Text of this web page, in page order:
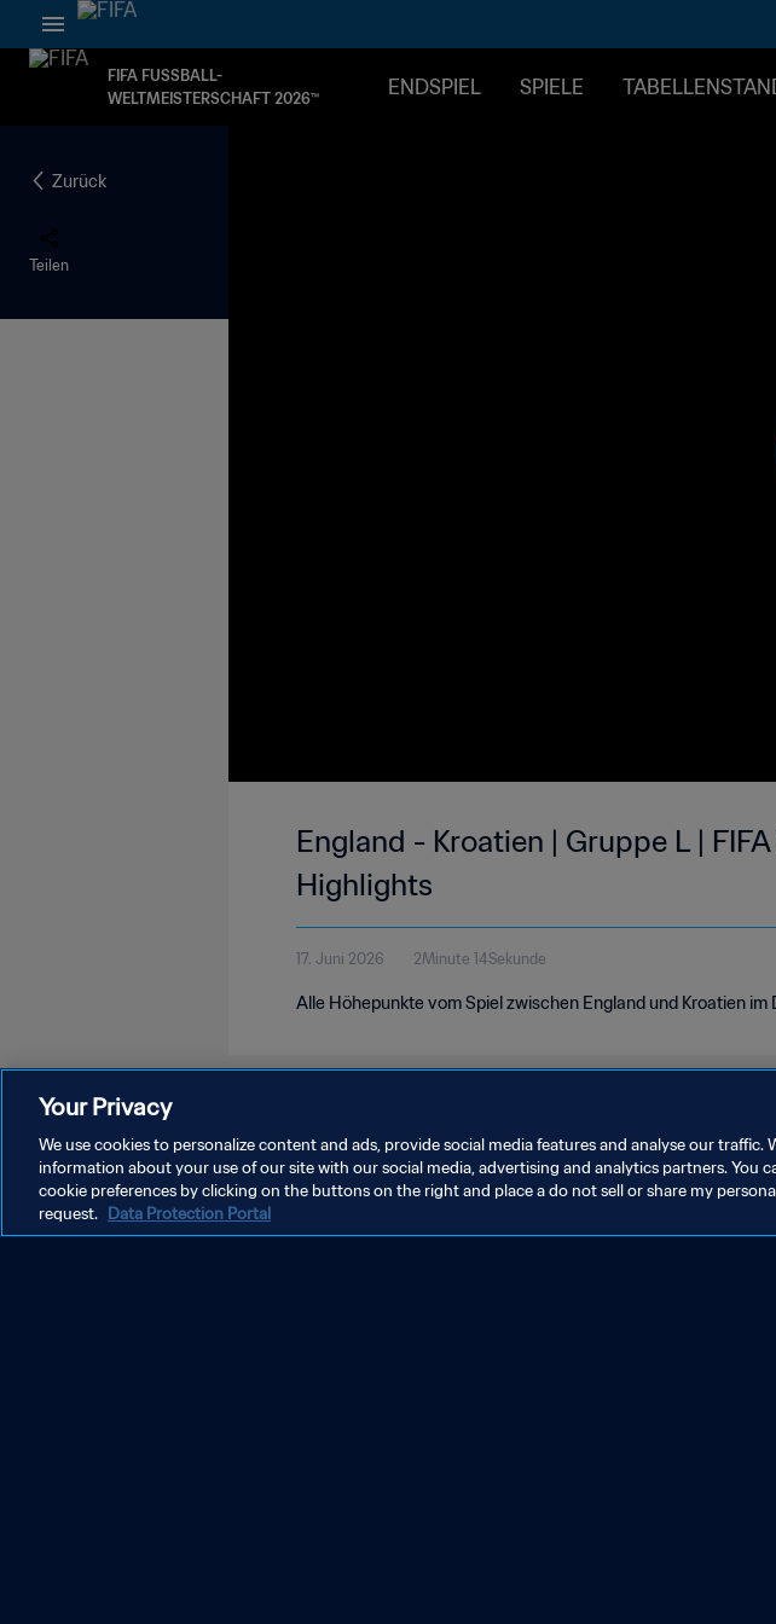
FIFA FUSSBALL-
WELTMEISTERSCHAFT 2026™
ENDSPIEL SPIELE
Zurück
Teilen
England - Kroatien | Gruppe L |
Highlights
17. Juni 2026 2Minute 14Sekunde
Alle Höhepunkte vom Spiel zwischen England und Kroatien
AKTUELLE NACHRICHTEN ZUR FIFA FUSSBALL-WELTMEISTERSCHAFT
Your Privacy
We use cookies to personalize content and ads, provide social media features and analyse our traffic.
information about your use of our site with our social media, advertising and analytics partners. You
cookie preferences by clicking on the buttons on the right and place a do not sell or share my
request. Data Protection Portal